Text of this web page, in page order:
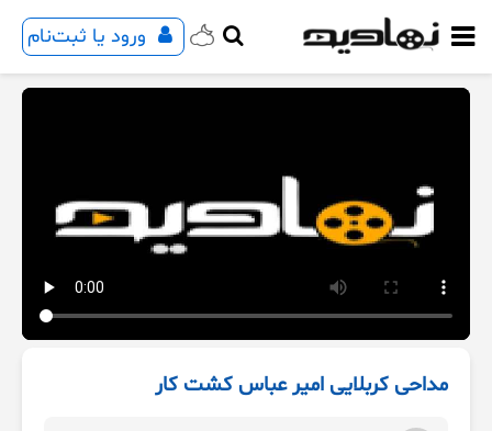
ورود یا ثبت‌نام
مداحی کربلایی امیر عباس کشت کار